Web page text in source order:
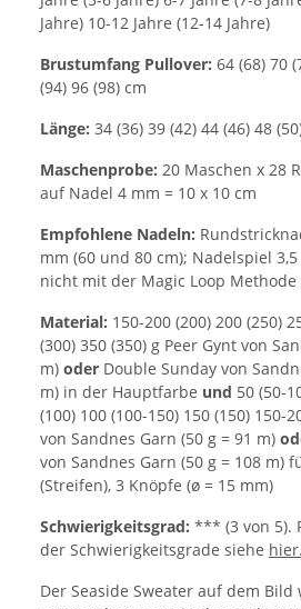
Jahre) 10-12 Jahre (12-14 Jahre)
Brustumfang Pullover: 64 (68) 70
(94) 96 (98) cm
Länge: 34 (36) 39 (42) 44 (46) 48
Maschenprobe: 20 Maschen x 28
auf Nadel 4 mm = 10 x 10 cm
Empfohlene Nadeln:
mm (60 und 80 cm); Nadelspiel
nicht mit der Magic Loop
Material: 150-200 (200) 200 (250)
(300) 350 (350) g Peer Gynt von
m) oder Double Sunday von
m) in der Hauptfarbe und 50 (50-
(100) 100 (100-150) 150 (150) 150-
von Sandnes Garn (50 g = 91 m)
von Sandnes Garn (50 g = 108 m)
(Streifen), 3 Knöpfe (ø = 15 mm)
Schwierigkeitsgrad: *** (3 von 5).
der Schwierigkeitsgrade siehe hier.
Der Seaside Sweater auf dem